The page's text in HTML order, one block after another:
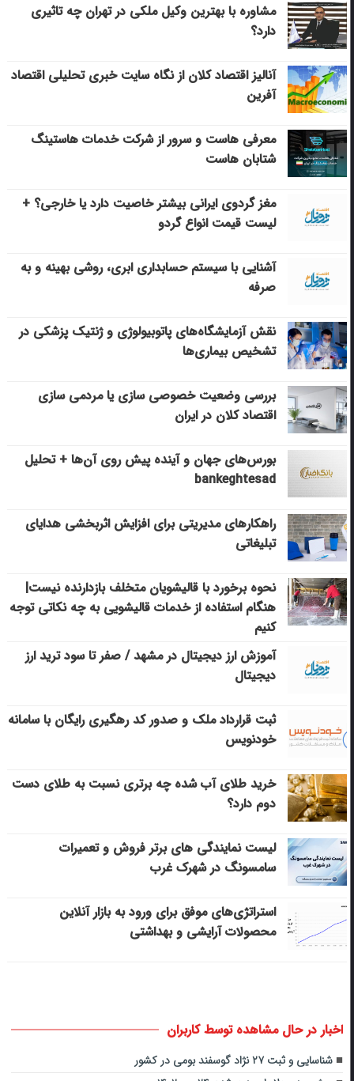
مشاوره با بهترین وکیل ملکی در تهران چه تاثیری
دارد؟
آنالیز اقتصاد کلان از نگاه سایت خبری تحلیلی اقتصاد
آفرین
معرفی هاست و سرور از شرکت خدمات هاستینگ
شتابان هاست
مغز گردوی ایرانی بیشتر خاصیت دارد یا خارجی؟ +
لیست قیمت انواع گردو
آشنایی با سیستم حسابداری ابری، روشی بهینه و به
صرفه
نقش آزمایشگاه‌های پاتوبیولوژی و ژنتیک پزشکی در
تشخیص بیماری‌ها
بررسی وضعیت خصوصی سازی یا مردمی سازی
اقتصاد کلان در ایران
بورس‌های جهان و آینده پیش روی آن‌ها + تحلیل
bankeghtesad
راهکارهای مدیریتی برای افزایش اثربخشی هدایای
تبلیغاتی
نحوه برخورد با قالیشویان متخلف بازدارنده نیست|
هنگام استفاده از خدمات قالیشویی به چه نکاتی توجه
کنیم
آموزش ارز دیجیتال در مشهد / صفر تا سود ترید ارز
دیجیتال
ثبت قرارداد ملک و صدور کد رهگیری رایگان با سامانه
خودنویس
خرید طلای آب شده چه برتری نسبت به طلای دست
دوم دارد؟
لیست نمایندگی های برتر فروش و تعمیرات
سامسونگ در شهرک غرب
استراتژی‌های موفق برای ورود به بازار آنلاین
محصولات آرایشی و بهداشتی
اخبار در حال مشاهده توسط کاربران
شناسایی و ثبت ۲۷ نژاد گوسفند بومی در کشور